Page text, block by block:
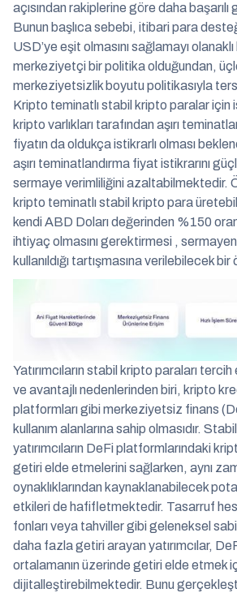
açısından rakiplerine göre daha
Bunun başlıca sebebi, itibari para
USD’ye eşit olmasını sağlamayı olanaklı
merkeziyetçi bir politika olduğundan,
merkeziyetsizlik boyutu politikasıyla
Kripto teminatlı stabil kripto paralar için
kripto varlıkları tarafından aşırı
fiyatın da oldukça istikrarlı olması
aşırı teminatlandırma fiyat istikrarını
sermaye verimliliğini azaltabilmektedir.
kripto teminatlı stabil kripto para
kendi ABD Doları değerinden %150
ihtiyaç olmasını gerektirmesi ,
kullanıldığı tartışmasına verilebilecek bir
Yatırımcıların stabil kripto paraları
ve avantajlı nedenlerinden biri, kripto
platformları gibi merkeziyetsiz finans
kullanım alanlarına sahip olmasıdır.
yatırımcıların DeFi platformlarındaki
getiri elde etmelerini sağlarken, aynı
oynaklıklarından kaynaklanabilecek
etkileri de hafifletmektedir. Tasarruf
fonları veya tahviller gibi geleneksel
daha fazla getiri arayan yatırımcılar,
ortalamanın üzerinde getiri elde etmek
dijitalleştirebilmektedir. Bunu